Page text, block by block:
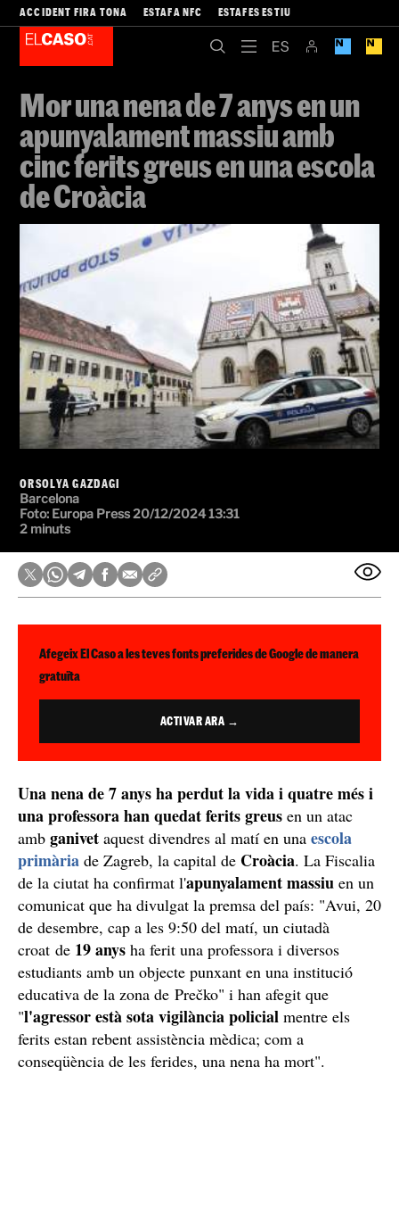
ACCIDENT FIRA TONA ESTAFA NFC ESTAFES ESTIU
Mor una nena de 7 anys en un
apunyalament massiu amb
cinc ferits greus en una escola
de Croàcia
ORSOLYA GAZDAGI
Barcelona
Foto: Europa Press20/12/2024 13:31
2 minuts
Afegeix El Caso a les teves fonts preferides de Google de manera
gratuïta
ACTIVAR ARA →
Una nena de 7 anys ha perdut la vida i quatre més i
una professora han quedat ferits greus en un atac
amb ganivet aquest divendres al matí en una escola
primària de Zagreb, la capital de Croàcia. La Fiscalia
de la ciutat ha confirmat l'apunyalament massiu en un
comunicat que ha divulgat la premsa del país: "Avui, 20
de desembre, cap a les 9:50 del matí, un ciutadà
croat de 19 anys ha ferit una professora i diversos
estudiants amb un objecte punxant en una institució
educativa de la zona de Prečko" i han afegit que
"l'agressor està sota vigilància policial mentre els
ferits estan rebent assistència mèdica; com a
conseqüència de les ferides, una nena ha mort".